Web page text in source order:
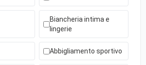
Biancheria intima e
lingerie
Abbigliamento sportivo